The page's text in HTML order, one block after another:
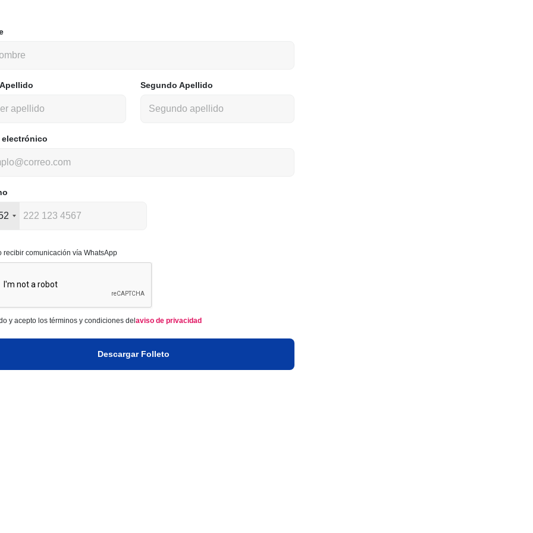
Segundo Apellido
electrónico
recibir comunicación vía WhatsApp
y acepto los términos y condiciones del aviso de privacidad
Descargar Folleto